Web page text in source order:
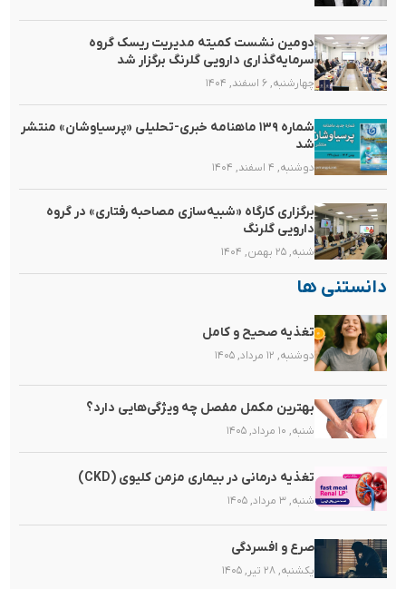
دومین نشست کمیته مدیریت ریسک گروه
سرمایه‌گذاری دارویی گلرنگ برگزار شد
چهارشنبه, ۶ اسفند, ۱۴۰۴
شماره ۱۳۹ ماهنامه خبری-تحلیلی «پرسیاوشان» منتشر
شد
دوشنبه, ۴ اسفند, ۱۴۰۴
برگزاری کارگاه «شبیه‌سازی مصاحبه رفتاری» در گروه
دارویی گلرنگ
شنبه, ۲۵ بهمن, ۱۴۰۴
دانستنی ها
تغذیه صحیح و کامل
دوشنبه, ۱۲ مرداد, ۱۴۰۵
بهترین مکمل مفصل چه ویژگی‌هایی دارد؟
شنبه, ۱۰ مرداد, ۱۴۰۵
تغذیه‌ درمانی در بیماری مزمن کلیوی (CKD)
شنبه, ۳ مرداد, ۱۴۰۵
صرع و افسردگی
یکشنبه, ۲۸ تیر, ۱۴۰۵